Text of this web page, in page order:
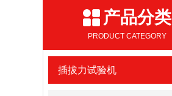
产品分类
PRODUCT CATEGORY
插拔力试验机